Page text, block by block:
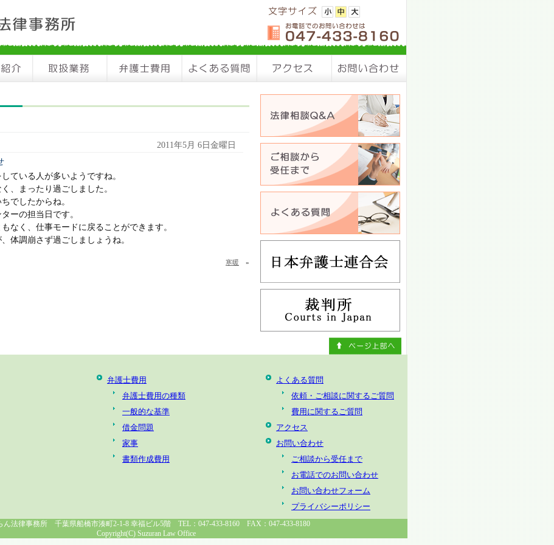
2011年5月 6日金曜日
ている人が多いようですね。
、まったり過ごしました。
でしたからね。
ーの担当日です。
なく、仕事モードに戻ることができます。
体調崩さず過ごしましょうね。
寒暖 »
弁護士費用
弁護士費用の種類
一般的な基準
借金問題
家事
書類作成費用
よくある質問
依頼・ご相談に関するご質問
費用に関するご質問
アクセス
お問い合わせ
ご相談から受任まで
お電話でのお問い合わせ
お問い合わせフォーム
プライバシーポリシー
ん法律事務所 千葉県船橋市湊町2-1-8 幸福ビル5階 TEL：047-433-8160 FAX：047-433-8180
Copyright(C) Suzuran Law Office